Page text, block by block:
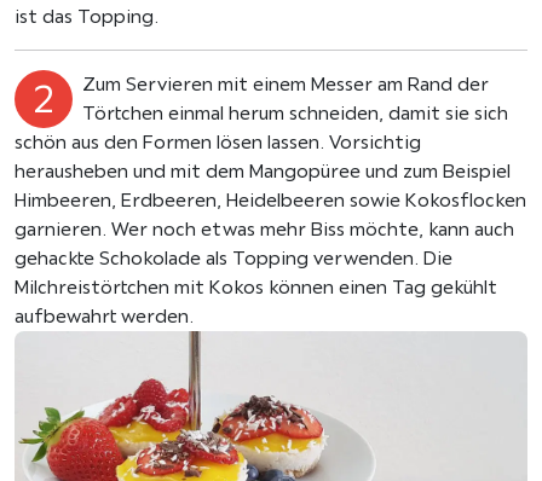
ist das Topping.
Zum Servieren mit einem Messer am Rand der
Törtchen einmal herum schneiden, damit sie sich
schön aus den Formen lösen lassen. Vorsichtig
herausheben und mit dem Mangopüree und zum Beispiel
Himbeeren, Erdbeeren, Heidelbeeren sowie Kokosflocken
garnieren. Wer noch etwas mehr Biss möchte, kann auch
gehackte Schokolade als Topping verwenden. Die
Milchreistörtchen mit Kokos können einen Tag gekühlt
aufbewahrt werden.